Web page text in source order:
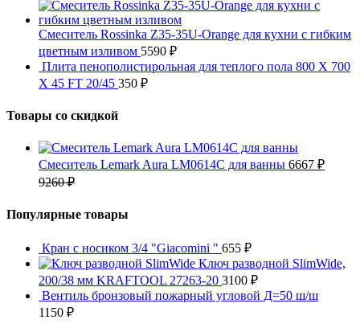
Смеситель Rossinka Z35-35U-Orange для кухни с гибким
цветным изливом 5590 ₽
Плита пенополистирольная для теплого пола 800 X 700
X 45 FT 20/45 350 ₽
Товары со скидкой
Смеситель Lemark Aura LM0614C для ванны 6667 ₽
9260₽
Популярные товары
Кран с носиком 3/4 "Giacomini " 655 ₽
Ключ разводной SlimWide,
200/38 мм KRAFTOOL 27263-20 3100 ₽
Вентиль бронзовый пожарный угловой Д=50 ш/ш
1150 ₽